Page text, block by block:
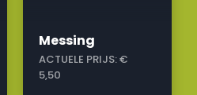
Messing
ACTUELE PRIJS:€
5,50